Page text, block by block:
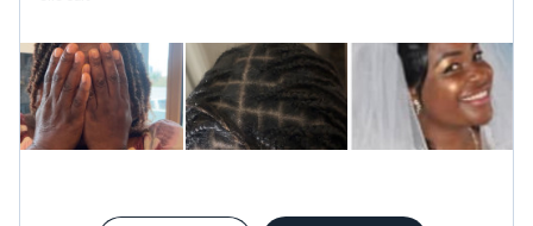
message privé pour plus d'infos ou pour prendre rendez-
vous !